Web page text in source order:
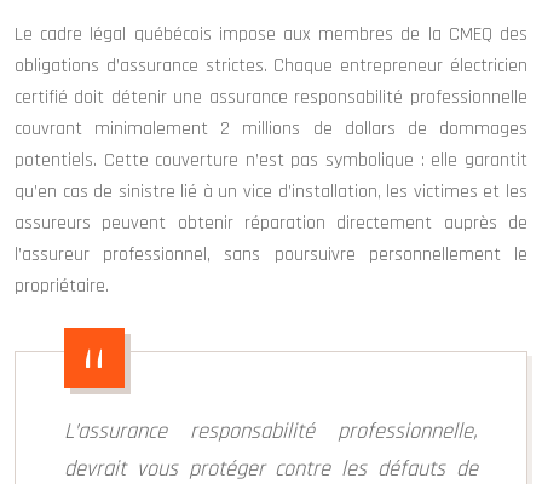
Le cadre légal québécois impose aux membres de la CMEQ des
obligations d’assurance strictes. Chaque entrepreneur électricien
certifié doit détenir une assurance responsabilité professionnelle
couvrant minimalement 2 millions de dollars de dommages
potentiels. Cette couverture n’est pas symbolique : elle garantit
qu’en cas de sinistre lié à un vice d’installation, les victimes et les
assureurs peuvent obtenir réparation directement auprès de
l’assureur professionnel, sans poursuivre personnellement le
propriétaire.
L’assurance responsabilité professionnelle,
devrait vous protéger contre les défauts de